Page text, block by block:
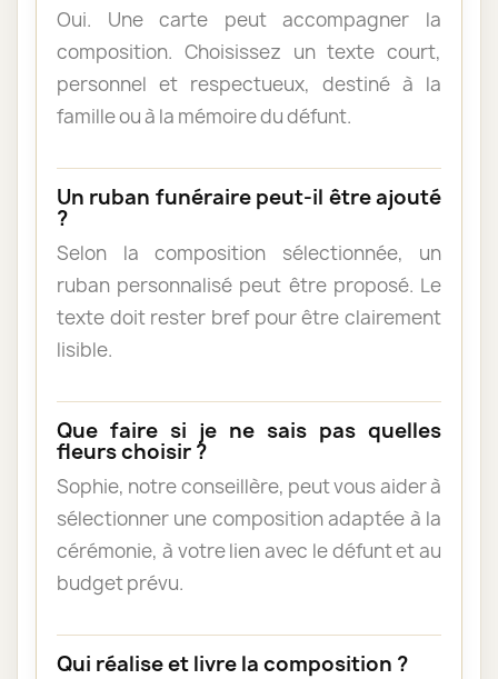
Oui. Une carte peut accompagner la
composition. Choisissez un texte court,
personnel et respectueux, destiné à la
famille ou à la mémoire du défunt.
Un ruban funéraire peut-il être ajouté
?
Selon la composition sélectionnée, un
ruban personnalisé peut être proposé. Le
texte doit rester bref pour être clairement
lisible.
Que faire si je ne sais pas quelles
fleurs choisir ?
Sophie, notre conseillère, peut vous aider à
sélectionner une composition adaptée à la
cérémonie, à votre lien avec le défunt et au
budget prévu.
Qui réalise et livre la composition ?